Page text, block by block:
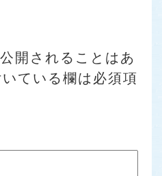
開されることはあ
ている欄は必須項